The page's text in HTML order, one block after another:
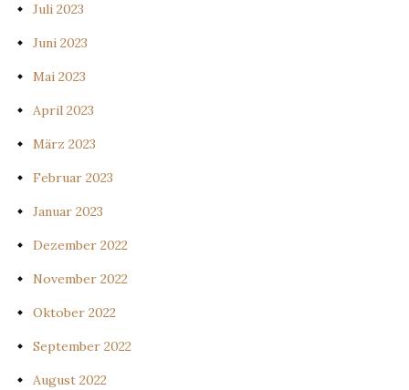
Juli 2023
Juni 2023
Mai 2023
April 2023
März 2023
Februar 2023
Januar 2023
Dezember 2022
November 2022
Oktober 2022
September 2022
August 2022